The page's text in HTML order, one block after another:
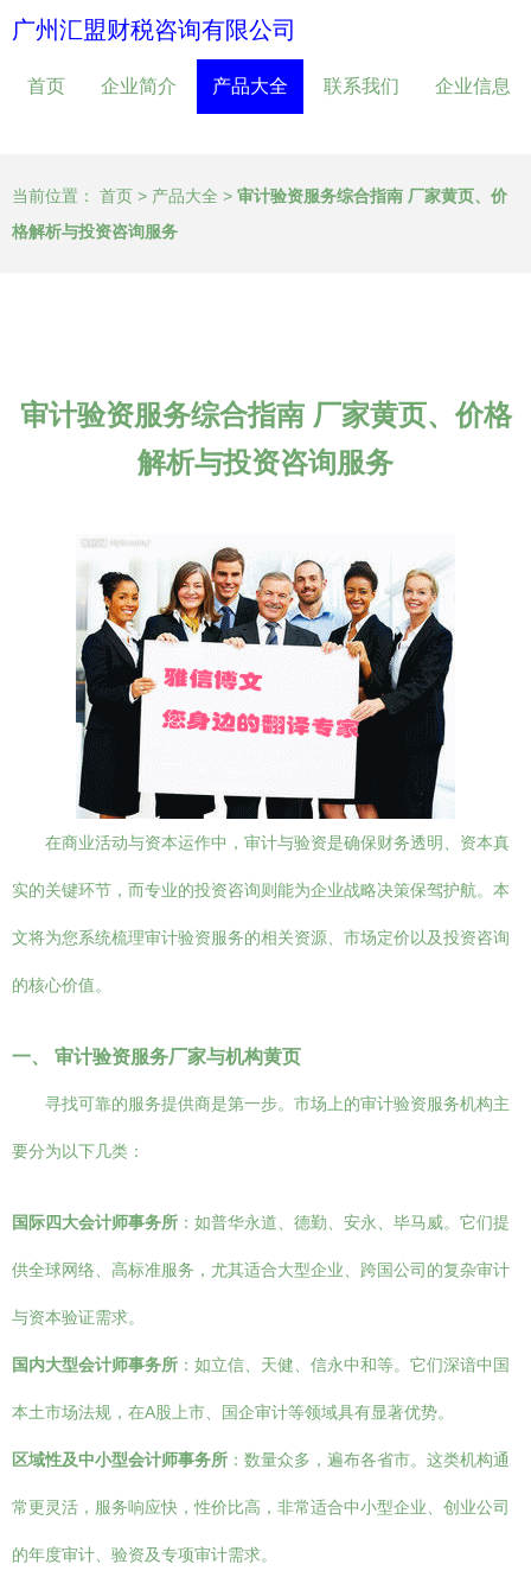
广州汇盟财税咨询有限公司
首页 企业简介 产品大全 联系我们 企业信息
当前位置： 首页 > 产品大全 > 审计验资服务综合指南 厂家黄页、价
格解析与投资咨询服务
审计验资服务综合指南 厂家黄页、价格
解析与投资咨询服务
在商业活动与资本运作中，审计与验资是确保财务透明、资本真
实的关键环节，而专业的投资咨询则能为企业战略决策保驾护航。本
文将为您系统梳理审计验资服务的相关资源、市场定价以及投资咨询
的核心价值。
一、 审计验资服务厂家与机构黄页
寻找可靠的服务提供商是第一步。市场上的审计验资服务机构主
要分为以下几类：
国际四大会计师事务所 ：如普华永道、德勤、安永、毕马威。它们提
供全球网络、高标准服务，尤其适合大型企业、跨国公司的复杂审计
与资本验证需求。
国内大型会计师事务所 ：如立信、天健、信永中和等。它们深谙中国
本土市场法规，在A股上市、国企审计等领域具有显著优势。
区域性及中小型会计师事务所 ：数量众多，遍布各省市。这类机构通
常更灵活，服务响应快，性价比高，非常适合中小型企业、创业公司
的年度审计、验资及专项审计需求。